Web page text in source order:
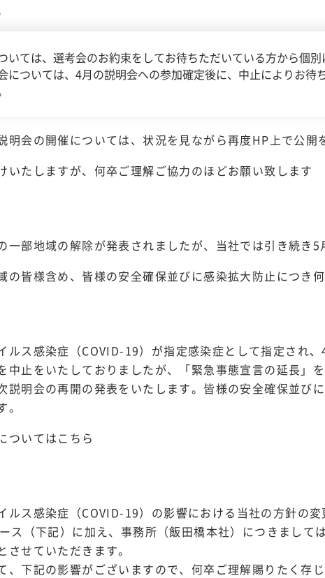
いては、選考会のお約束をしてお待ちただいている方から個別
については、4月の説明会への参加確定後に、中止によりお
明会の開催については、状況を見ながら再度HP上で公開
いたしますが、何卒ご理解ご協力のほどお願い致します
一部地域の解除が発表されましたが、当社では引き続き5
の皆様含め、皆様の安全確保並びに感染拡大防止につき
ルス感染症（COVID-19）が指定感染症として指定され
中止をいたしておりましたが、「緊急事態宣言の延長」
説明会の再開の発表をいたします。皆様の安全確保並び
ついてはこちら
ルス感染症（COVID-19）の影響における当社の方針の
ス（下記）に加え、事務所（飯田橋本社）につきまし
させていただきます。
、下記の影響がございますので、何卒ご理解賜りたく存じ